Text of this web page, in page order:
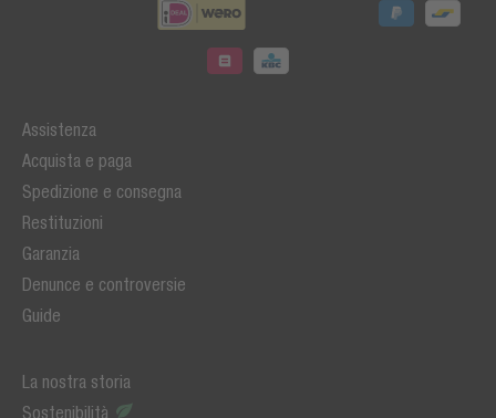
Assistenza
Acquista e paga
Spedizione e consegna
Restituzioni
Garanzia
Denunce e controversie
Guide
La nostra storia
Sostenibilità